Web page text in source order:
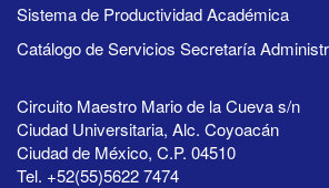
Sistema de Productividad Académica
Catálogo de Servicios Secretaría
Circuito Maestro Mario de la Cueva s/n
Ciudad Universitaria, Alc. Coyoacán
Ciudad de México, C.P. 04510
Tel. +52(55)5622 7474